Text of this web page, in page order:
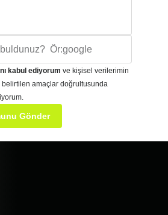
kabul ediyorum ve kişisel verilerimin
belirtilen amaçlar doğrultusunda
Gönder